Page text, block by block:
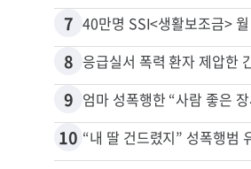
7
8
9
10